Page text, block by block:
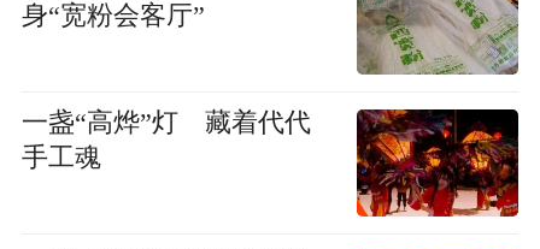
身“宽粉会客厅”
一盏“高烨”灯 藏着代代
手工魂